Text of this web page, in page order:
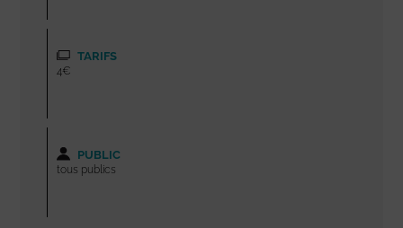
TARIFS
4€
PUBLIC
tous publics